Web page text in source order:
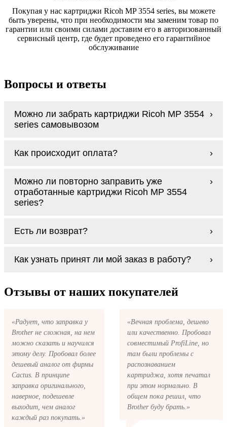
Покупая у нас картриджи Ricoh MP 3554 series, вы можете
быть уверены, что при необходимости мы заменим товар по
гарантии или своими силами доставим его в авторизованный
сервисный центр, где будет проведено его гарантийное
обслуживание
Вопросы и ответы
Можно ли забрать картриджи Ricoh MP 3554
series самовывозом
доставим заказ и сделаем это бесплатно
доставляем Вам картриджи Ricoh MP 3554
series
Как происходит оплата?
series наличными курьеру при получении
заказа.
Можно ли повторно заправить уже
отработанные картриджи Ricoh MP 3554
series?
процесс проще, в случае с оригиналами
В любом случае вы можете заправить
картриджи Ricoh MP 3554 series. У нас
любых моделей принтеров.
Есть ли возврат?
какой-то причине вам не подошли, мы при
Как узнать принят ли мой заказ в работу?
Ricoh MP 3554 series на указанную вами
электронную почту придёт письмо с копией
чтобы оформить доставку. Если вы не
получили письмо с копией заказа,
пожалуйста, свяжитесь с нами через сервис
обратная связь, или позвоните.
Отзывы от наших покупателей
«Радует, что заправка у
Brother не сложная, на нем
можно сказать и научился
этому делу. Пробовал более
дешевый аналог от фирмы
Cactus. В принципе
заправка оригинального,
наверное, подешевле
выходит, чем аналог
каждый раз покупать.»
«Вечная проблема, дешево
или качественно. Пробовал
совместимый ProfiLine, но
там были проблемы с
распознаванием
картриджа, хотя печатал
при этом нормально. В
общем пока решил, что
Brother буду брать.»